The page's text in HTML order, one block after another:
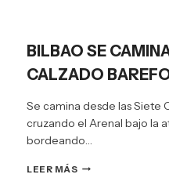
BILBAO SE
CALZADO
Se camina desde las Siete
cruzando el Arenal bajo la
bordeando…
LEER MÁS